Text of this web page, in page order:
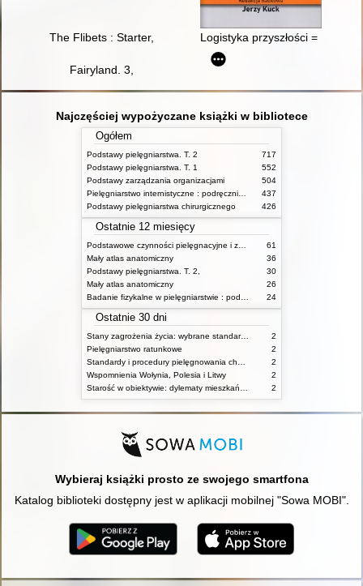
The Flibets : Starter, Logistyka przyszłości =
Fairyland. 3,
Najczęściej wypożyczane książki w bibliotece
Ogółem
Podstawy pielęgniarstwa. T. 2
717
Podstawy pielęgniarstwa. T. 1
552
Podstawy zarządzania organizacjami
504
437
Podstawy pielęgniarstwa chirurgicznego
426
Ostatnie 12 miesięcy
61
Mały atlas anatomiczny
36
Podstawy pielęgniarstwa. T. 2,
30
Mały atlas anatomiczny
26
24
Ostatnie 30 dni
Stany zagrożenia życia: wybrane standardy opieki i procedury postępowania pielęgniarskiego
2
Pielęgniarstwo ratunkowe
2
2
Wspomnienia Wołynia, Polesia i Litwy
2
2
Wybieraj książki prosto ze swojego smartfona
Katalog biblioteki dostępny jest w aplikacji mobilnej "Sowa MOBI".